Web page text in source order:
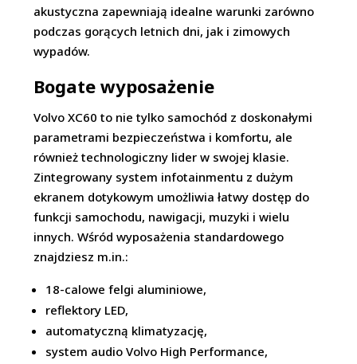
akustyczna zapewniają idealne warunki zarówno
podczas gorących letnich dni, jak i zimowych
wypadów.
Bogate wyposażenie
Volvo XC60 to nie tylko samochód z doskonałymi
parametrami bezpieczeństwa i komfortu, ale
również technologiczny lider w swojej klasie.
Zintegrowany system infotainmentu z dużym
ekranem dotykowym umożliwia łatwy dostęp do
funkcji samochodu, nawigacji, muzyki i wielu
innych. Wśród wyposażenia standardowego
znajdziesz m.in.:
18-calowe felgi aluminiowe,
reflektory LED,
automatyczną klimatyzację,
system audio Volvo High Performance,